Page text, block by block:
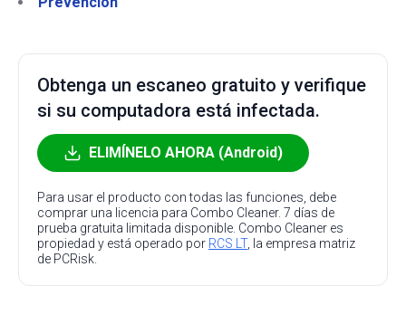
Obtenga un escaneo gratuito y verifique
si su computadora está infectada.
ELIMÍNELO AHORA (Android)
Para usar el producto con todas las funciones, debe
comprar una licencia para Combo Cleaner. 7 días de
prueba gratuita limitada disponible. Combo Cleaner es
propiedad y está operado por RCS LT, la empresa matriz
de PCRisk.